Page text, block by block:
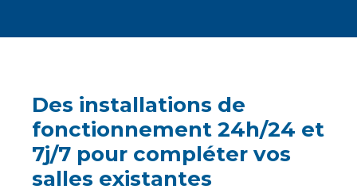
Des installations de
fonctionnement 24h/24 et
7j/7 pour compléter vos
salles existantes